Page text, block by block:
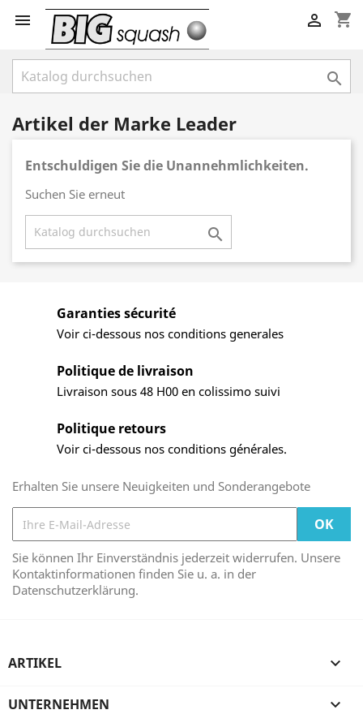
 shopping_cart


Artikel der Marke Leader
Entschuldigen Sie die Unannehmlichkeiten.
Suchen Sie erneut

Garanties sécurité
Voir ci-dessous nos conditions generales
Politique de livraison
Livraison sous 48 H00 en colissimo suivi
Politique retours
Voir ci-dessous nos conditions générales.
Erhalten Sie unsere Neuigkeiten und Sonderangebote
Sie können Ihr Einverständnis jederzeit widerrufen. Unsere
Kontaktinformationen finden Sie u. a. in der
Datenschutzerklärung.
ARTIKEL 
UNTERNEHMEN 